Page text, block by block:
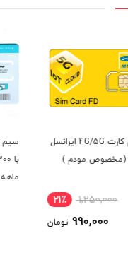
سیم کارت همراه اول FDD
با 300 گیگ اینترنت شش
ماهه ( مخصوص مودم )
3,100,000
2,890,000